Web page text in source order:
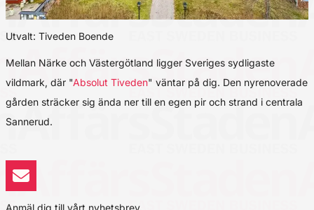
Utvalt: Tiveden Boende
Mellan Närke och Västergötland ligger Sveriges sydligaste
vildmark, där "Absolut Tiveden" väntar på dig. Den nyrenoverade
gården sträcker sig ända ner till en egen pir och strand i centrala
Sannerud.